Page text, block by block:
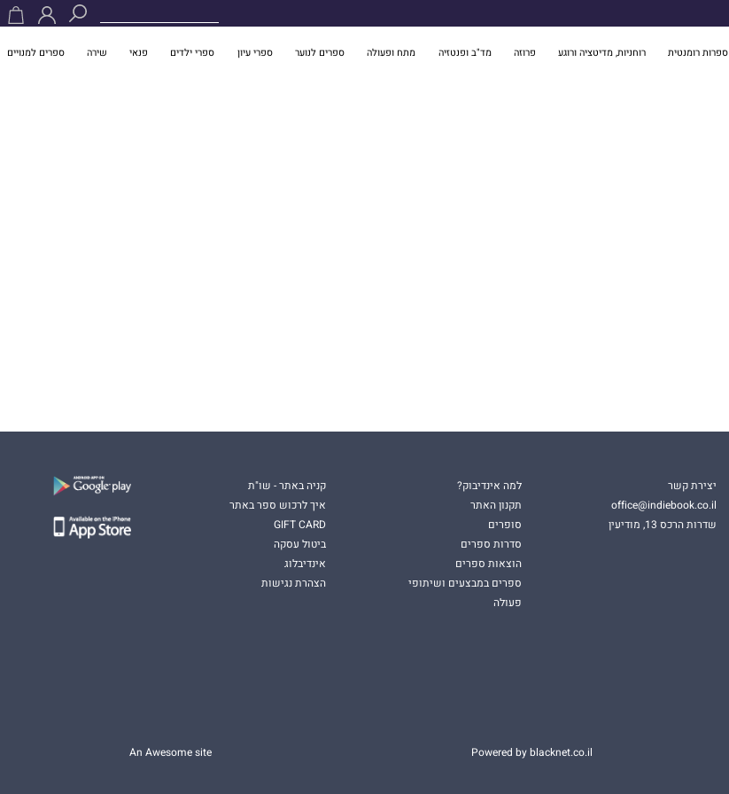
ספרות רומנטית רוחניות, מדיטציה ורוגע פרוזה מד"ב ופנטזיה מתח ופעולה ספרים לנוער ספרי עיון ספרי ילדים פנאי שירה ספרים למנויים
יצירת קשר
office@indiebook.co.il
שדרות הרכס 13, מודיעין
למה אינדיבוק?
תקנון האתר
סופרים
סדרות ספרים
הוצאות ספרים
ספרים במבצעים ושיתופי
פעולה
קניה באתר - שו"ת
איך לרכוש ספר באתר
GIFT CARD
ביטול עסקה
אינדיבלוג
הצהרת נגישות
Powered by blacknet.co.il
An Awesome site